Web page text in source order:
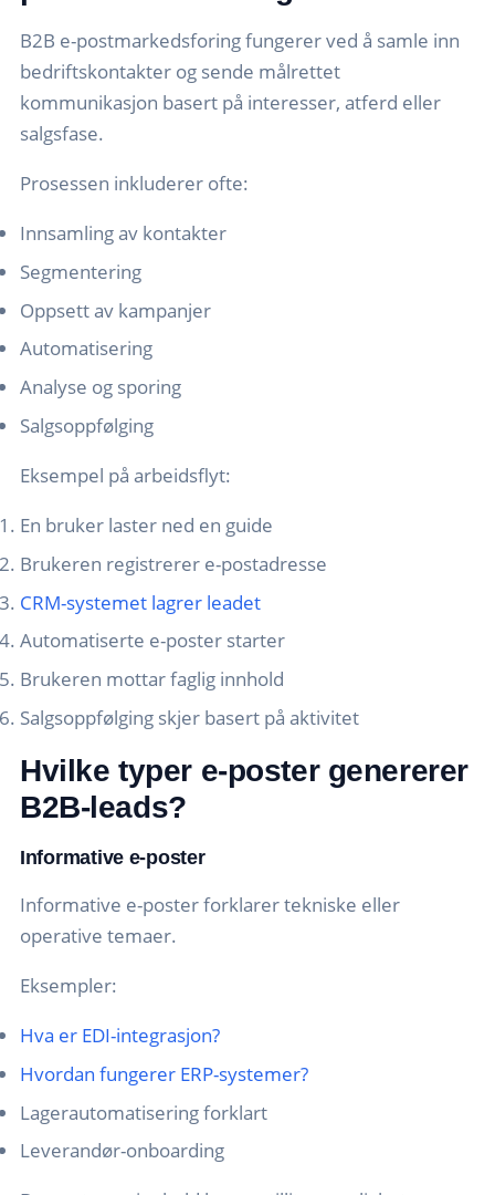
B2B e-postmarkedsforing fungerer ved å samle inn
bedriftskontakter og sende målrettet
kommunikasjon basert på interesser, atferd eller
salgsfase.
Prosessen inkluderer ofte:
Innsamling av kontakter
Segmentering
Oppsett av kampanjer
Automatisering
Analyse og sporing
Salgsoppfølging
Eksempel på arbeidsflyt:
En bruker laster ned en guide
Brukeren registrerer e-postadresse
CRM-systemet lagrer leadet
Automatiserte e-poster starter
Brukeren mottar faglig innhold
Salgsoppfølging skjer basert på aktivitet
Hvilke typer e-poster genererer
B2B-leads?
Informative e-poster
Informative e-poster forklarer tekniske eller
operative temaer.
Eksempler:
Hva er EDI-integrasjon?
Hvordan fungerer ERP-systemer?
Lagerautomatisering forklart
Leverandør-onboarding